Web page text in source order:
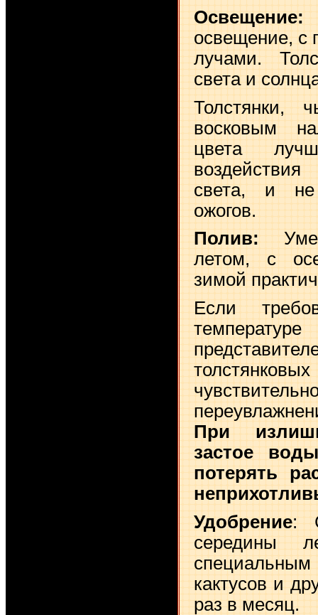
Освещение:
освещение, с
лучами.
света и
Толстянки,
восковым
цвета
света, и не
ожогов.
Полив:
летом, с
зимой
Если
При
застое
потерять
Удобрение:
середины
кактусов и
раз в месяц.